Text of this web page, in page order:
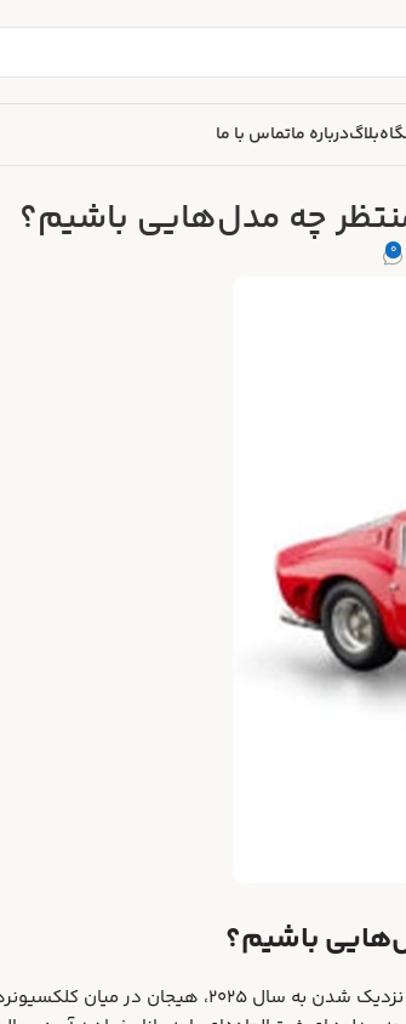
بلاگدرباره ماتماس با ما
0
دنیای جذاب ماکت‌های کلکسیونی همواره در حال تکامل و ارائه شگفتی‌های جدید است. با نزدیک شدن به سال ۲۰۲۵، هیجان در میان